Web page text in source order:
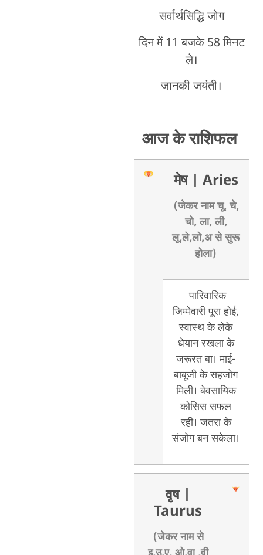
सर्वार्थसिद्धि जोग
दिन में 11 बजके 58 मिनट
ले।
जानकी जयंती।
आज के राशिफल
मेष | Aries
(जेकर नाम चू, चे,
चो, ला, ली,
लू,ले,लो,अ से सुरू
होला)
पारिवारिक
जिम्मेवारी पूरा होई,
स्वास्थ के लेके
धेयान रखला के
जरूरत बा। माई-
बाबूजी के सहजोग
मिली। बेवसायिक
कोसिस सफल
रही। जतरा के
संजोग बन सकेला।
वृष
Taurus
(जेकर नाम से